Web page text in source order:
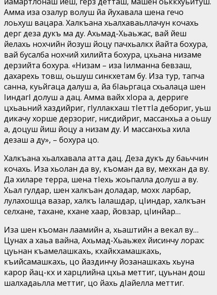
Амма иза озалур волуш йа йухавала шена гечо
лоьхуш вацара. Халкъана хьалхаваьллачун кочахь
дерг деза дукъ ма ду. Ахьмад-Хьаьжас, вай йеш
йелахь нохчийн йозуш йоцу пачхьалкх йайта бохура,
вай бусалба нохчий хилийта бохура, цхьана низаме
дерзийта бохура. «Низам – иза Iилманна бевзаш,
дахарехь товш, оьшуш синкхетам бу. Иза тур, тапча
санна, куьйгаца далуш а, йа бIаьргаца схьалаца шен
IиндагI долуш а дац. Амма вайх хIора а, дерриге
цхьаьний хаздийриг, гIуллакхаш тIеттIа дебориг, уьш
дикачу хорше дерзориг, нисдийриг, массанхьа а оьшу
а, доцуш йиш йоцу а низам ду. И массанхьа хила
дезаш а ду», – бохура цо.
Халкъана хьалхавала атта дац. Деза дукъ ду баьччин
кочахь. Иза хьолан да ву, къоман да ву, мехкан да ву.
Да хиларе терра, шена тIехь жоьпалла долуш а ву.
Хьал гулдар, шен халкъан доладар, мохк ларбар,
лулахошца вазар, халкъ Iалашдар, цIиндар, халкъан
селхане, тахане, кхане хаар, йовзар, цIинйар…
Иза шен къоман лаамийн а, хьаштийн а векал ву…
Цунах а хаьа вайна, Ахьмад-Хьаьжех йисинчу лорах:
цуьнан къамелашкахь, кхайкхамашкахь,
къийсамашкахь, цо йаздинчу йозанашкахь хьуна
карор йац-кх и харцлийна цхьа меттиг, цуьнан дош
шалхадаьлла меттиг, цо йахь дIайелла меттиг.